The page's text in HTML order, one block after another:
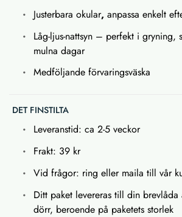
Justerbara okular, anpassa enkelt
Låg-ljus-nattsyn – perfekt i gryning,
mulna dagar
Medföljande förvaringsväska
DET FINSTILTA
Leveranstid: ca 2-5 veckor
Frakt: 39 kr
Vid frågor: ring eller maila till vår
Ditt paket levereras till din
dörr, beroende på paketets storlek